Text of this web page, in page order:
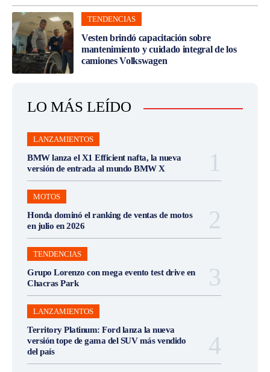
TENDENCIAS
Vesten brindó capacitación sobre
mantenimiento y cuidado integral de los
camiones Volkswagen
LO MÁS LEÍDO
LANZAMIENTOS
BMW lanza el X1 Efficient nafta, la nueva
versión de entrada al mundo BMW X
MOTOS
Honda dominó el ranking de ventas de motos
en julio en 2026
TENDENCIAS
Grupo Lorenzo con mega evento test drive en
Chacras Park
LANZAMIENTOS
Territory Platinum: Ford lanza la nueva
versión tope de gama del SUV más vendido
del país